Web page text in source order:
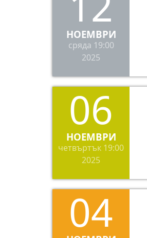
НОЕМВРИ
сряда 19:00
2025
06
НОЕМВРИ
четвъртък 19:00
2025
04